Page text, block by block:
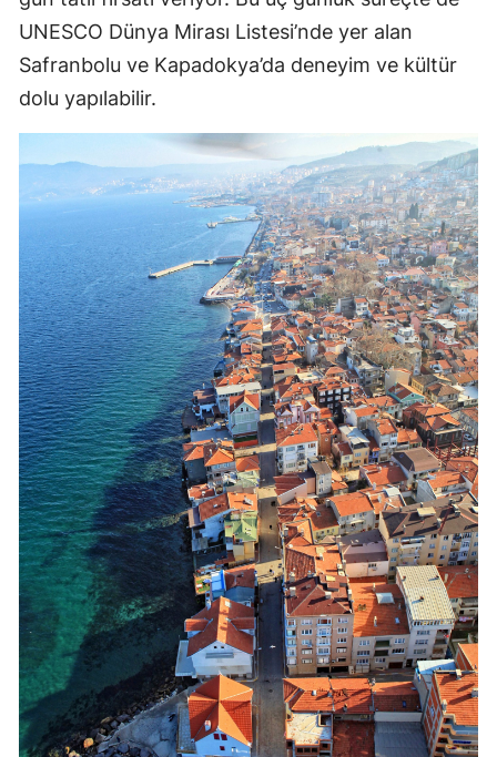
UNESCO Dünya Mirası Listesi’nde yer alan
Safranbolu ve Kapadokya’da deneyim ve kültür
dolu yapılabilir.